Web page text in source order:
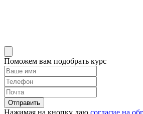
Поможем вам подобрать курс
Отправить
Нажимая на кнопку даю согласие на